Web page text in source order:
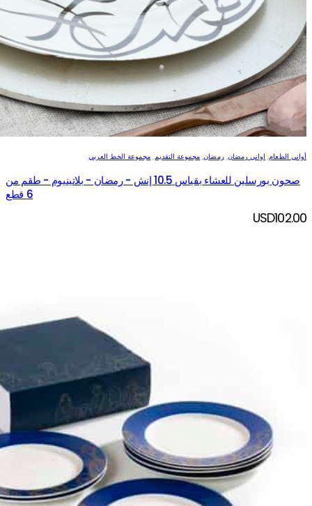
أواني الطعام, اواني رمضان,رمضان, مجموعة التقديم, مجموعة الخط العربي
صحون بورسلين للعشاء بقياس 10.5 إنش - رمضان - بلاتينيوم - طقم من
6 قطع
USD102.00